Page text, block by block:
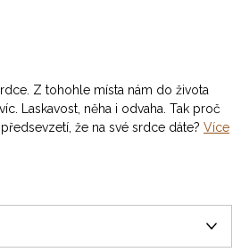
Z tohohle místa nám do života
Laskavost, něha i odvaha. Tak proč
že na své srdce dáte? Více